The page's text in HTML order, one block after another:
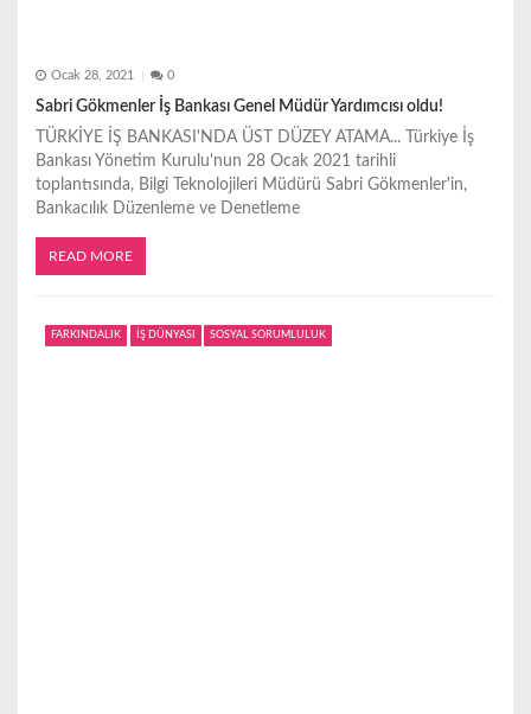
Ocak 28, 2021 0
Sabri Gökmenler İş Bankası Genel Müdür Yardımcısı oldu!
TÜRKİYE İŞ BANKASI'NDA ÜST DÜZEY ATAMA... Türkiye İş
Bankası Yönetim Kurulu'nun 28 Ocak 2021 tarihli
toplantısında, Bilgi Teknolojileri Müdürü Sabri Gökmenler'in,
Bankacılık Düzenleme ve Denetleme
READ MORE
FARKINDALIK İŞ DÜNYASI SOSYAL SORUMLULUK